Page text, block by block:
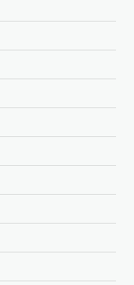
ഒരു
സർക്കാർ
വിശ്വം